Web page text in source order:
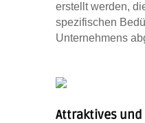
erstellt werden,
spezifischen
Unternehmens
Attraktives